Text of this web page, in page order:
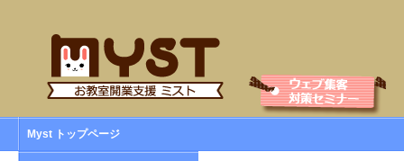
Myst トップページ